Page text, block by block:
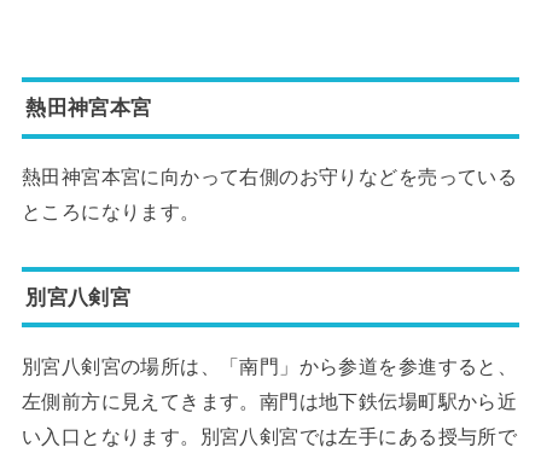
熱田神宮本宮
熱田神宮本宮に向かって右側のお守りなどを売っている
ところになります。
別宮八剣宮
別宮八剣宮の場所は、「南門」から参道を参進すると、
左側前方に見えてきます。南門は地下鉄伝場町駅から近
い入口となります。別宮八剣宮では左手にある授与所で